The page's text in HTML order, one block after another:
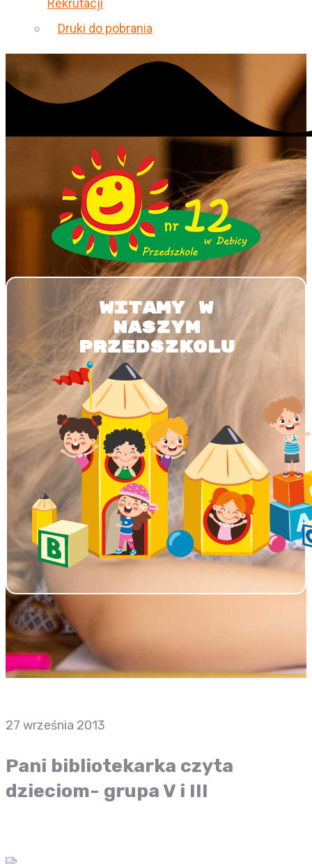
Rekrutacji
Druki do pobrania
WITAMY W
NASZYM
PRZEDSZKOLU
27 września 2013
Pani bibliotekarka czyta
dzieciom- grupa V i III